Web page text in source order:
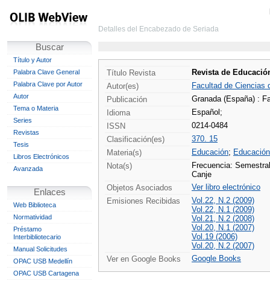
Buscar
Título y Autor
Palabra Clave General
Palabra Clave por Autor
Autor
Tema o Materia
Series
Revistas
Tesis
Libros Electrónicos
Avanzada
Enlaces
Web Biblioteca
Normatividad
Préstamo
Interbibliotecario
Manual Solicitudes
OPAC USB Medellín
OPAC USB Cartagena
Detalles del Encabezado de Seriada
Título Revista
Revista de
Autor(es)
Facultad de Ciencias
Publicación
Granada (España) :
Idioma
Español;
ISSN
0214-0484
Clasificación(es)
370. 15
Materia(s)
Educación;
Nota(s)
Frecuencia: Semestral
Canje
Objetos Asociados
Ver libro electrónico
Emisiones Recibidas
Vol.22, N.2 (2009)
Vol.22, N.1 (2009)
Vol.21, N.2 (2008)
Vol.20, N.1 (2007)
Vol.19 (2006)
Vol.20, N.2 (2007)
Ver en Google Books
Google Books